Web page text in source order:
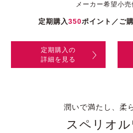
メーカー希望小売
定期購入350ポイント／ご
定期購入の
詳細を見る
潤いで満たし、柔
スペリオル